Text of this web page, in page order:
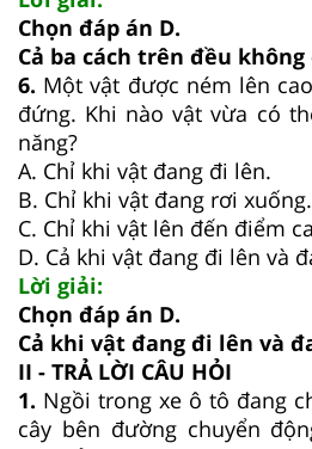
Chọn đáp án D.
Cả ba cách trên đều
6. Một vật được ném lên
đứng. Khi nào vật vừa có
năng?
A. Chỉ khi vật đang đi lên.
B. Chỉ khi vật đang rơi xuống.
C. Chỉ khi vật lên đến điểm
D. Cả khi vật đang đi lên và
Lời giải:
Chọn đáp án D.
Cả khi vật đang đi lên và
II - TRẢ LỜI CÂU HỎI
1. Ngồi trong xe ô tô đang
cây bên đường chuyển